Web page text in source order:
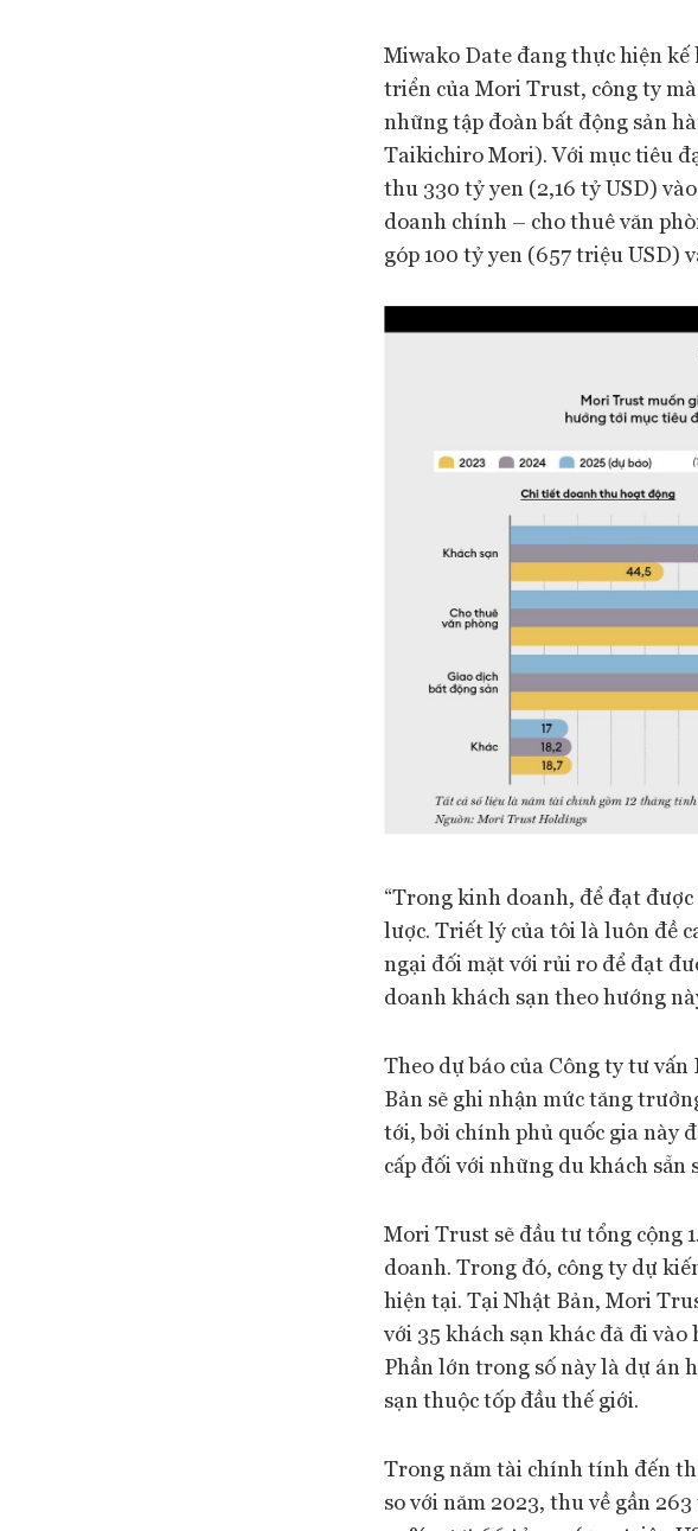
Miwako Date đang thực hiện
triển của Mori Trust, công ty
những tập đoàn bất động sản
Taikichiro Mori). Với mục tiêu
thu 330 tỷ yen (2,16 tỷ USD)
doanh chính – cho thuê văn
góp 100 tỷ yen (657 triệu USD)
“Trong kinh doanh, để đạt
lược. Triết lý của tôi là luôn đề
ngại đối mặt với rủi ro để đạt
doanh khách sạn theo hướng
Theo dự báo của Công ty tư
Bản sẽ ghi nhận mức tăng
tới, bởi chính phủ quốc gia này
cấp đối với những du khách sẵn
Mori Trust sẽ đầu tư tổng cộng
doanh. Trong đó, công ty dự
hiện tại. Tại Nhật Bản, Mori
với 35 khách sạn khác đã đi
Phần lớn trong số này là dự án
sạn thuộc tốp đầu thế giới.
Trong năm tài chính tính đến
so với năm 2023, thu về gần